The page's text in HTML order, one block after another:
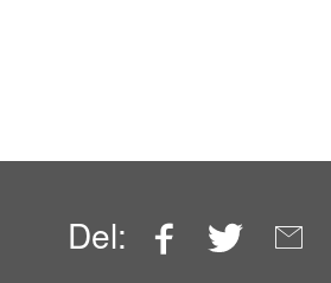
Del: Facebook
Twitter